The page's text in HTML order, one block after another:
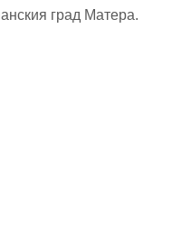
град Матера.